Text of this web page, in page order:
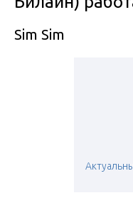
Sim Sim